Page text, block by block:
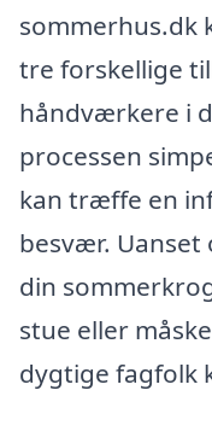
sommerhus.dk
tre forskellige
håndværkere i
processen
kan træffe en
besvær. Uanset
din
stue eller
dygtige fagfolk